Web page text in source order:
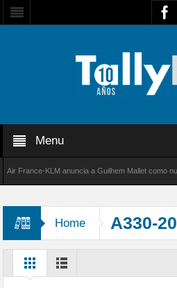
Menu
KLM anuncia a Guilhem Mallet como nuevo
Home A330-